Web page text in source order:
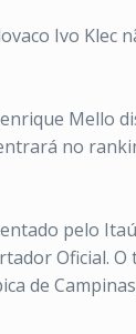
Ivo Klec
no
pelo
Oficial.
de